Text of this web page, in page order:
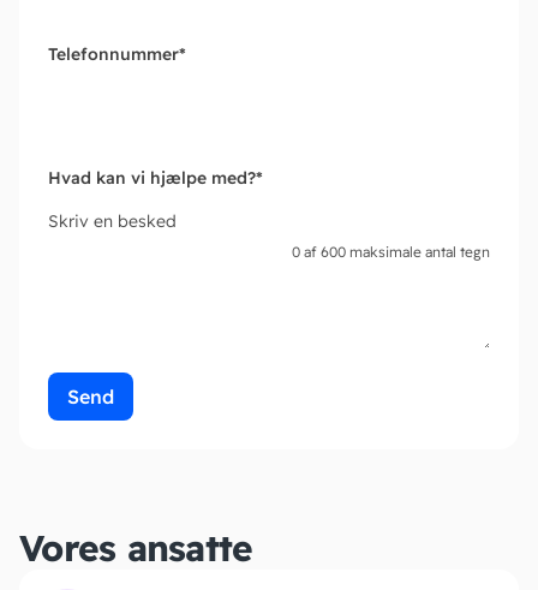
Telefonnummer*
Hvad kan vi hjælpe med?*
Skriv en besked
0 af 600 maksimale antal tegn
Vores ansatte